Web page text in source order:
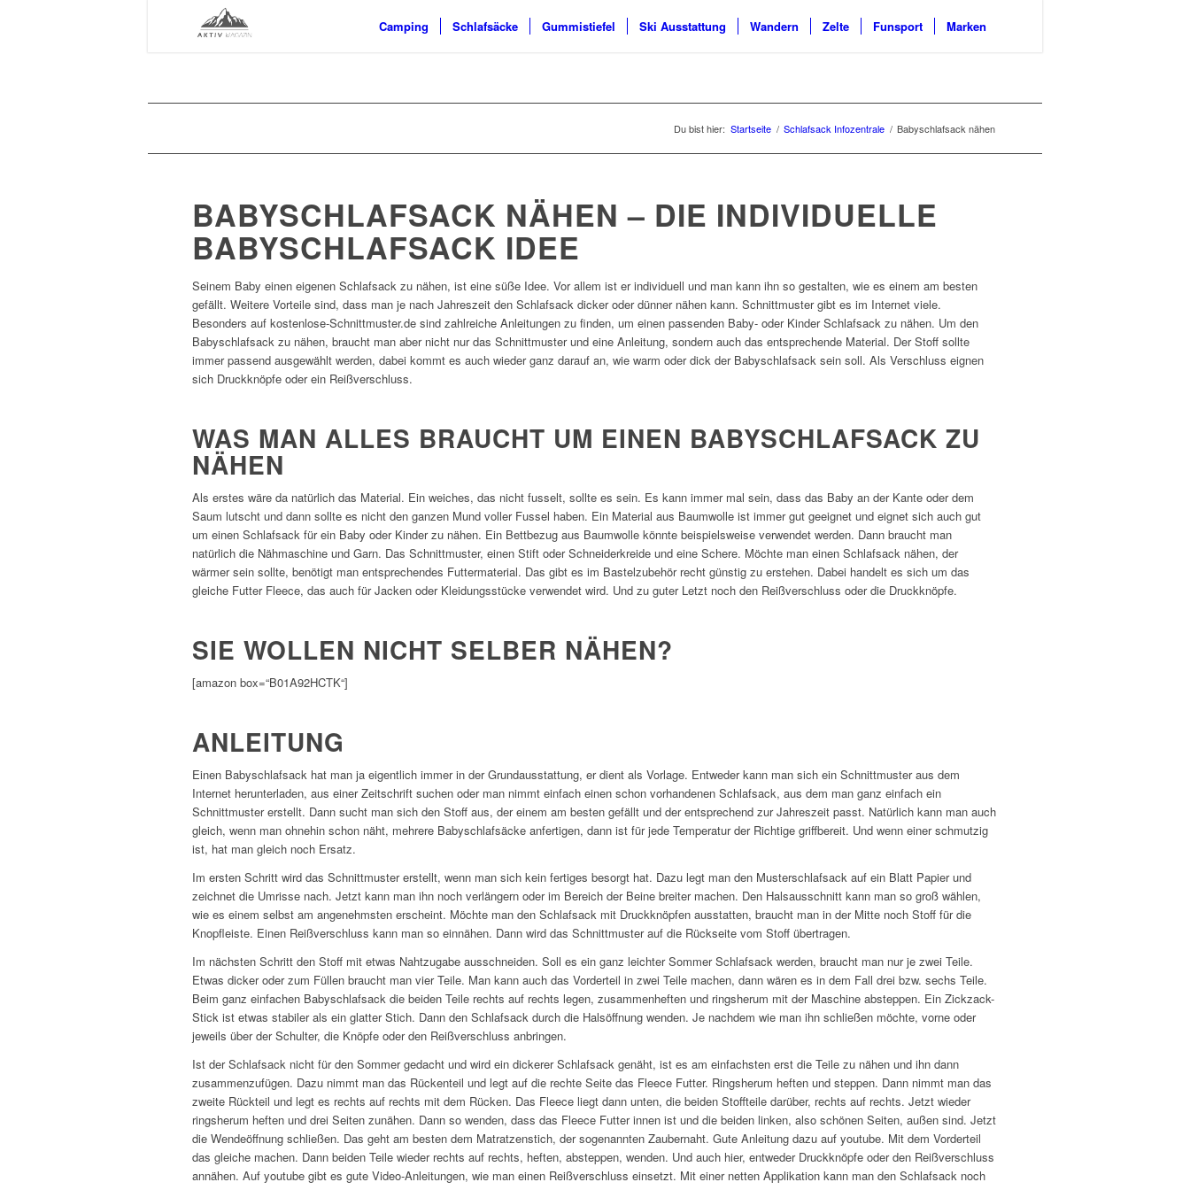
Camping Schlafsäcke Gummistiefel Ski Ausstattung Wandern Zelte Funsport Marken
Du bist hier: Startseite / Schlafsack Infozentrale / Babyschlafsack nähen
BABYSCHLAFSACK NÄHEN – DIE INDIVIDUELLE
BABYSCHLAFSACK IDEE
Seinem Baby einen eigenen Schlafsack zu nähen, ist eine süße Idee. Vor allem ist er individuell und man kann ihn so gestalten, wie es einem am besten
gefällt. Weitere Vorteile sind, dass man je nach Jahreszeit den Schlafsack dicker oder dünner nähen kann. Schnittmuster gibt es im Internet viele.
Besonders auf kostenlose-Schnittmuster.de sind zahlreiche Anleitungen zu finden, um einen passenden Baby- oder Kinder Schlafsack zu nähen. Um den
Babyschlafsack zu nähen, braucht man aber nicht nur das Schnittmuster und eine Anleitung, sondern auch das entsprechende Material. Der Stoff sollte
immer passend ausgewählt werden, dabei kommt es auch wieder ganz darauf an, wie warm oder dick der Babyschlafsack sein soll. Als Verschluss eignen
sich Druckknöpfe oder ein Reißverschluss.
WAS MAN ALLES BRAUCHT UM EINEN BABYSCHLAFSACK ZU
NÄHEN
Als erstes wäre da natürlich das Material. Ein weiches, das nicht fusselt, sollte es sein. Es kann immer mal sein, dass das Baby an der Kante oder dem
Saum lutscht und dann sollte es nicht den ganzen Mund voller Fussel haben. Ein Material aus Baumwolle ist immer gut geeignet und eignet sich auch gut
um einen Schlafsack für ein Baby oder Kinder zu nähen. Ein Bettbezug aus Baumwolle könnte beispielsweise verwendet werden. Dann braucht man
natürlich die Nähmaschine und Garn. Das Schnittmuster, einen Stift oder Schneiderkreide und eine Schere. Möchte man einen Schlafsack nähen, der
wärmer sein sollte, benötigt man entsprechendes Futtermaterial. Das gibt es im Bastelzubehör recht günstig zu erstehen. Dabei handelt es sich um das
gleiche Futter Fleece, das auch für Jacken oder Kleidungsstücke verwendet wird. Und zu guter Letzt noch den Reißverschluss oder die Druckknöpfe.
SIE WOLLEN NICHT SELBER NÄHEN?
[amazon box=“B01A92HCTK“]
ANLEITUNG
Einen Babyschlafsack hat man ja eigentlich immer in der Grundausstattung, er dient als Vorlage. Entweder kann man sich ein Schnittmuster aus dem
Internet herunterladen, aus einer Zeitschrift suchen oder man nimmt einfach einen schon vorhandenen Schlafsack, aus dem man ganz einfach ein
Schnittmuster erstellt. Dann sucht man sich den Stoff aus, der einem am besten gefällt und der entsprechend zur Jahreszeit passt. Natürlich kann man auch
gleich, wenn man ohnehin schon näht, mehrere Babyschlafsäcke anfertigen, dann ist für jede Temperatur der Richtige griffbereit. Und wenn einer schmutzig
ist, hat man gleich noch Ersatz.
Im ersten Schritt wird das Schnittmuster erstellt, wenn man sich kein fertiges besorgt hat. Dazu legt man den Musterschlafsack auf ein Blatt Papier und
zeichnet die Umrisse nach. Jetzt kann man ihn noch verlängern oder im Bereich der Beine breiter machen. Den Halsausschnitt kann man so groß wählen,
wie es einem selbst am angenehmsten erscheint. Möchte man den Schlafsack mit Druckknöpfen ausstatten, braucht man in der Mitte noch Stoff für die
Knopfleiste. Einen Reißverschluss kann man so einnähen. Dann wird das Schnittmuster auf die Rückseite vom Stoff übertragen.
Im nächsten Schritt den Stoff mit etwas Nahtzugabe ausschneiden. Soll es ein ganz leichter Sommer Schlafsack werden, braucht man nur je zwei Teile.
Etwas dicker oder zum Füllen braucht man vier Teile. Man kann auch das Vorderteil in zwei Teile machen, dann wären es in dem Fall drei bzw. sechs Teile.
Beim ganz einfachen Babyschlafsack die beiden Teile rechts auf rechts legen, zusammenheften und ringsherum mit der Maschine absteppen. Ein Zickzack-
Stick ist etwas stabiler als ein glatter Stich. Dann den Schlafsack durch die Halsöffnung wenden. Je nachdem wie man ihn schließen möchte, vorne oder
jeweils über der Schulter, die Knöpfe oder den Reißverschluss anbringen.
Ist der Schlafsack nicht für den Sommer gedacht und wird ein dickerer Schlafsack genäht, ist es am einfachsten erst die Teile zu nähen und ihn dann
zusammenzufügen. Dazu nimmt man das Rückenteil und legt auf die rechte Seite das Fleece Futter. Ringsherum heften und steppen. Dann nimmt man das
zweite Rückteil und legt es rechts auf rechts mit dem Rücken. Das Fleece liegt dann unten, die beiden Stoffteile darüber, rechts auf rechts. Jetzt wieder
ringsherum heften und drei Seiten zunähen. Dann so wenden, dass das Fleece Futter innen ist und die beiden linken, also schönen Seiten, außen sind. Jetzt
die Wendeöffnung schließen. Das geht am besten dem Matratzenstich, der sogenannten Zaubernaht. Gute Anleitung dazu auf youtube. Mit dem Vorderteil
das gleiche machen. Dann beiden Teile wieder rechts auf rechts, heften, absteppen, wenden. Und auch hier, entweder Druckknöpfe oder den Reißverschluss
annähen. Auf youtube gibt es gute Video-Anleitungen, wie man einen Reißverschluss einsetzt. Mit einer netten Applikation kann man den Schlafsack noch